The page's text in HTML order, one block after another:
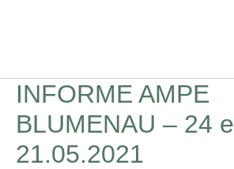
INFORME AMPE
BLUMENAU – 24 e
21.05.2021